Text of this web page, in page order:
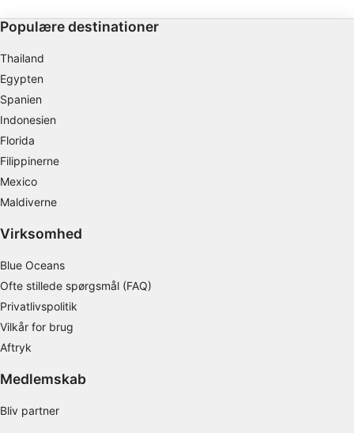
Populære destinationer
Thailand
Egypten
Spanien
Indonesien
Florida
Filippinerne
Mexico
Maldiverne
Virksomhed
Blue Oceans
Ofte stillede spørgsmål (FAQ)
Privatlivspolitik
Vilkår for brug
Aftryk
Medlemskab
Bliv partner